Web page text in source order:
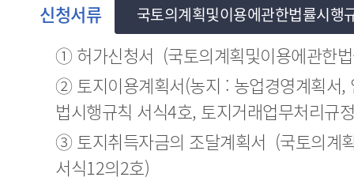
신청서류
국토의계획및이용에관한법률시행
① 허가신청서 (국토의계획및이용에관한
② 토지이용계획서(농지 : 농업경영계획서
법시행규칙 서식4호, 토지거래업무처리규
③ 토지취득자금의 조달계획서 (국토의계
서식12의2호)